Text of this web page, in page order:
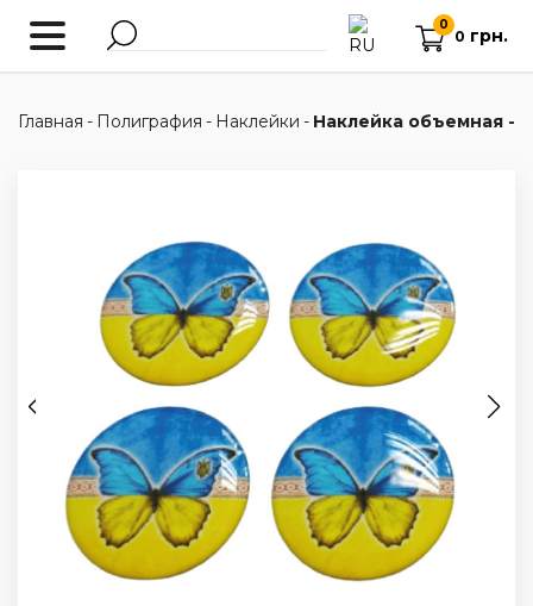
0
0 грн.
Главная - Полиграфия - Наклейки - Наклейка объемная -